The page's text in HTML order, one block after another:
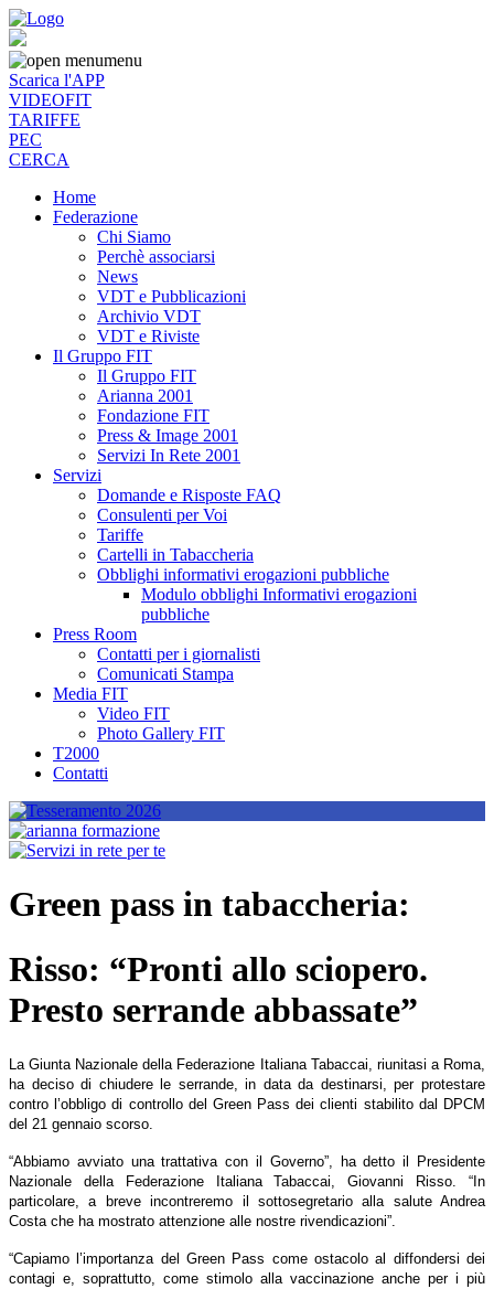
menu
Scarica l'APP
VIDEOFIT
TARIFFE
PEC
CERCA
Home
Federazione
Chi Siamo
Perchè associarsi
News
VDT e Pubblicazioni
Archivio VDT
VDT e Riviste
Il Gruppo FIT
Il Gruppo FIT
Arianna 2001
Fondazione FIT
Press & Image 2001
Servizi In Rete 2001
Servizi
Domande e Risposte FAQ
Consulenti per Voi
Tariffe
Cartelli in Tabaccheria
Obblighi informativi erogazioni pubbliche
Modulo obblighi Informativi erogazioni
pubbliche
Press Room
Contatti per i giornalisti
Comunicati Stampa
Media FIT
Video FIT
Photo Gallery FIT
T2000
Contatti
Green pass in tabaccheria:
Risso: “Pronti allo sciopero.
Presto serrande abbassate”
La Giunta Nazionale della Federazione Italiana Tabaccai, riunitasi a Roma,
ha deciso di chiudere le serrande, in data da destinarsi, per protestare
contro l’obbligo di controllo del Green Pass dei clienti stabilito dal DPCM
del 21 gennaio scorso.
“Abbiamo avviato una trattativa con il Governo”, ha detto il Presidente
Nazionale della Federazione Italiana Tabaccai, Giovanni Risso. “In
particolare, a breve incontreremo il sottosegretario alla salute Andrea
Costa che ha mostrato attenzione alle nostre rivendicazioni”.
“Capiamo l’importanza del Green Pass come ostacolo al diffondersi dei
contagi e, soprattutto, come stimolo alla vaccinazione anche per i più